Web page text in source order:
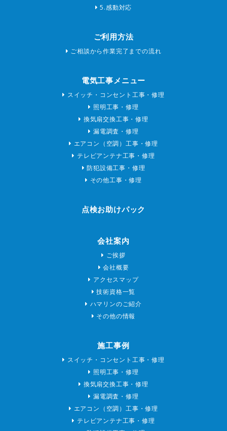
5.感動対応
ご利用方法
ご相談から作業完了までの流れ
電気工事メニュー
スイッチ・コンセント工事・修理
照明工事・修理
換気扇交換工事・修理
漏電調査・修理
エアコン（空調）工事・修理
テレビアンテナ工事・修理
防犯設備工事・修理
その他工事・修理
点検お助けパック
会社案内
ご挨拶
会社概要
アクセスマップ
技術資格一覧
ハマリンのご紹介
その他の情報
施工事例
スイッチ・コンセント工事・修理
照明工事・修理
換気扇交換工事・修理
漏電調査・修理
エアコン（空調）工事・修理
テレビアンテナ工事・修理